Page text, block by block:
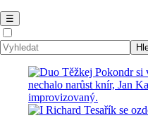
☰